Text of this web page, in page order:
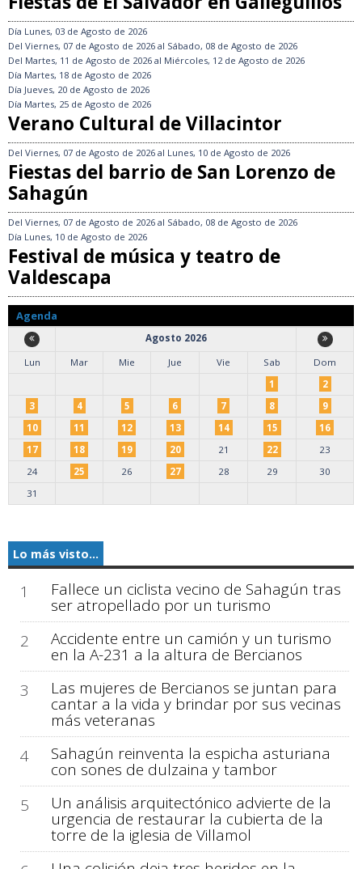
Día Lunes, 03 de Agosto de 2026
Del Viernes, 07 de Agosto de 2026 al Sábado, 08 de Agosto de 2026
Del Martes, 11 de Agosto de 2026 al Miércoles, 12 de Agosto de 2026
Día Martes, 18 de Agosto de 2026
Día Jueves, 20 de Agosto de 2026
Día Martes, 25 de Agosto de 2026
Verano Cultural de Villacintor
Del Viernes, 07 de Agosto de 2026 al Lunes, 10 de Agosto de 2026
Fiestas del barrio de San Lorenzo de
Sahagún
Del Viernes, 07 de Agosto de 2026 al Sábado, 08 de Agosto de 2026
Día Lunes, 10 de Agosto de 2026
Festival de música y teatro de
Valdescapa
Agenda
Agosto 2026
Lun
Mar Mie Jue Vie Sab
Dom
1
2
3
4 5 6 7 8
9
10
11 12 13 14 15
16
17
18 19 20 21 22
23
24
25 26 27 28 29
30
31
Lo más visto...
1 Fallece un ciclista vecino de Sahagún tras
ser atropellado por un turismo
2
Accidente entre un camión y un turismo
en la A-231 a la altura de Bercianos
3
Las mujeres de Bercianos se juntan para
cantar a la vida y brindar por sus vecinas
más veteranas
4
Sahagún reinventa la espicha asturiana
con sones de dulzaina y tambor
5
Un análisis arquitectónico advierte de la
urgencia de restaurar la cubierta de la
torre de la iglesia de Villamol